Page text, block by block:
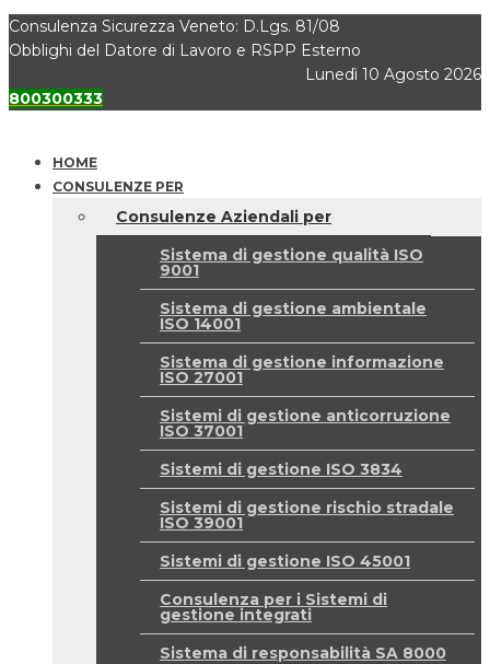
Consulenza Sicurezza Veneto: D.Lgs. 81/08
Obblighi del Datore di Lavoro e RSPP Esterno
Lunedì 10 Agosto 2026
800300333
HOME
CONSULENZE PER
Consulenze Aziendali per
Sistema di gestione qualità ISO
9001
Sistema di gestione ambientale
ISO 14001
Sistema di gestione informazione
ISO 27001
Sistemi di gestione anticorruzione
ISO 37001
Sistemi di gestione ISO 3834
Sistemi di gestione rischio stradale
ISO 39001
Sistemi di gestione ISO 45001
Consulenza per i Sistemi di
gestione integrati
Sistema di responsabilità SA 8000